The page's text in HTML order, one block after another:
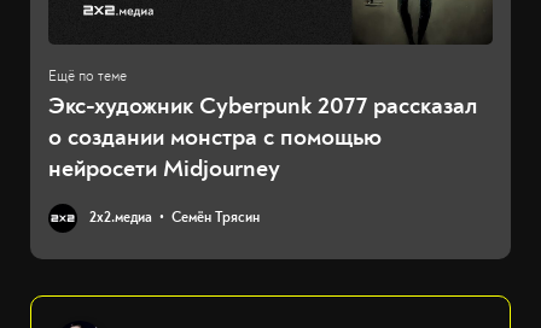
Экс-художник Cyberpunk 2077 рассказал
о создании монстра с помощью
нейросети Midjourney
2х2.медиа Семён Трясин